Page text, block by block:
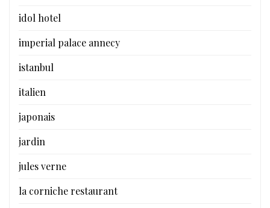
idol hotel
imperial palace annecy
istanbul
italien
japonais
jardin
jules verne
la corniche restaurant